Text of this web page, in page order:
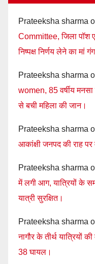
Prateeksha sharma
Committee, जिला पॉश
निष्पक्ष निर्णय लेने का मां
Prateeksha sharma
women, 85 वर्षीय मनसा
से बची महिला की जान।
Prateeksha sharma
आकांक्षी जनपद की राह
Prateeksha sharma
में लगी आग, यात्रियों के
यात्री सुरक्षित।
Prateeksha sharma
नागौर के तीर्थ यात्रियों
38 घायल।